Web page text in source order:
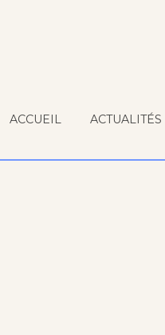
ACCUEIL ACTUALITÉS